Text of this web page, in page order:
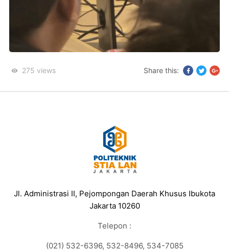
275 views Share this:
Jl. Administrasi II, Pejompongan Daerah Khusus Ibukota
Jakarta 10260
Telepon :
(021) 532-6396, 532-8496, 534-7085